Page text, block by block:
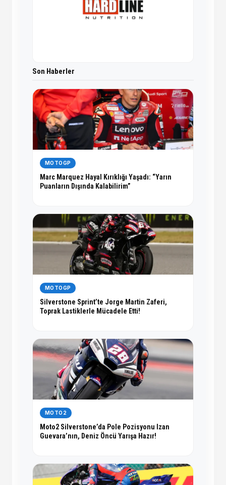
Son Haberler
MOTOGP
Marc Marquez Hayal Kırıklığı Yaşadı: “Yarın
Puanların Dışında Kalabilirim”
MOTOGP
Silverstone Sprint’te Jorge Martin Zaferi,
Toprak Lastiklerle Mücadele Etti!
MOTO2
Moto2 Silverstone’da Pole Pozisyonu Izan
Guevara’nın, Deniz Öncü Yarışa Hazır!